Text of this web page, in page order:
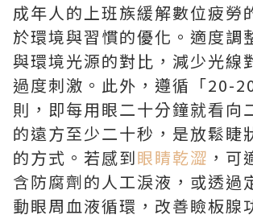
成年人的上班族緩解數位疲勞
於環境與習慣的優化。適度調
與環境光源的對比，減少光線
過度刺激。此外，遵循「20-
則，即每用眼二十分鐘就看向
的遠方至少二十秒，是放鬆睫
的方式。若感到眼睛乾澀 ，可
含防腐劑的人工淚液，或透過
動眼周血液循環，改善瞼板腺